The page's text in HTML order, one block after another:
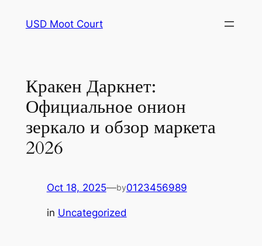
USD Moot Court
Кракен Даркнет:
Официальное онион
зеркало и обзор маркета
2026
Oct 18, 2025—by0123456989
in Uncategorized